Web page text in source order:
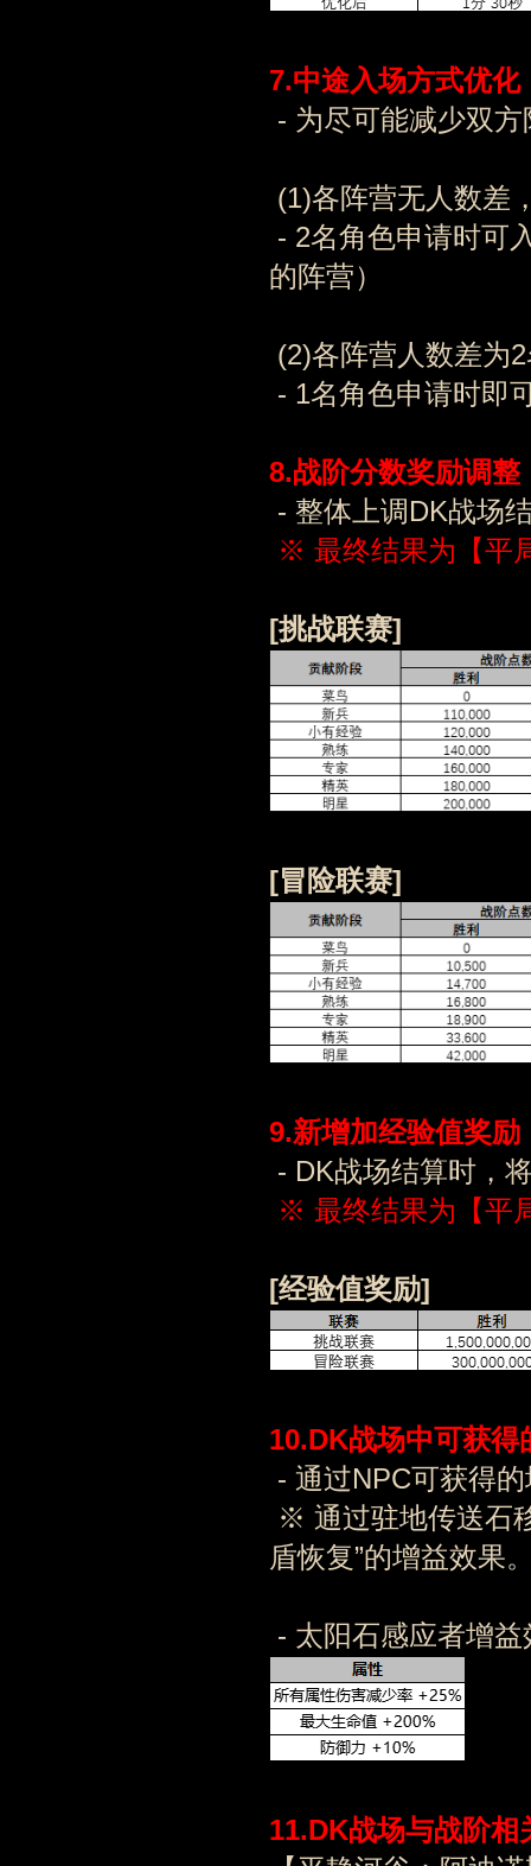
7.中途入场方式优化
- 为尽可能减少双
(1)各阵营无人数差
- 2名角色申请时可
的阵营）
(2)各阵营人数差为
- 1名角色申请时即
8.战阶分数奖励调整
- 整体上调DK战场
※ 最终结果为【平
[挑战联赛]
[冒险联赛]
9.新增加经验值奖励
- DK战场结算时，
※ 最终结果为【平
[经验值奖励]
10.DK战场中可获得
- 通过NPC可获得
※ 通过驻地传送石
盾恢复”的增益效果
- 太阳石感应者增益
11.DK战场与战阶相